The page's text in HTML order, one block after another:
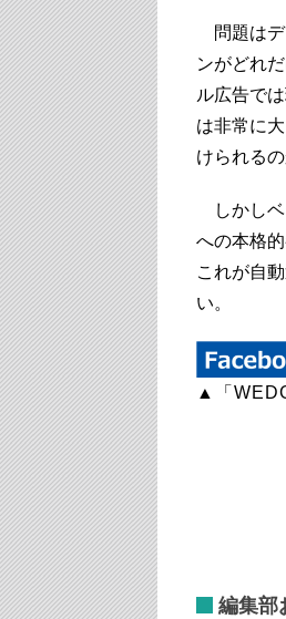
問題はデ
ンがどれ
ル広告で
は非常に
けられる
しかしベ
への本格
これが自
い。
▲「
編集部